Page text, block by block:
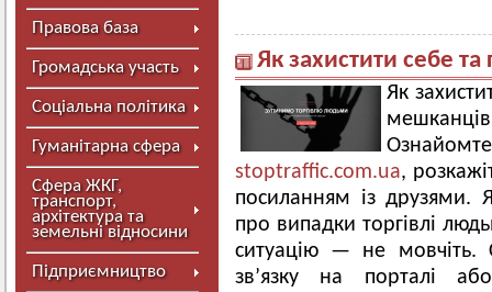
Правова база
Громадська участь
Соціальна політика
Гуманітарна сфера
Сфера ЖКГ,
транспорт,
архітектура та
земельні відносини
Підприємництво
Як захистити себе та
Як
stoptraffic.com.ua,
посиланням із друзями.
про випадки торгівлі
ситуацію — не мовчіть.
зв’язку на порталі